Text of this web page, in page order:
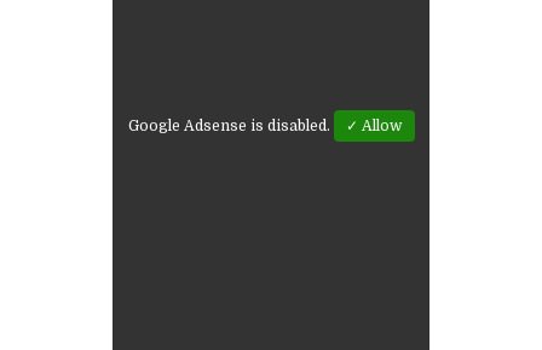
Google Adsense is disabled. ✓ Allow